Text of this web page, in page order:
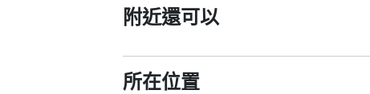
附近還可以
所在位置